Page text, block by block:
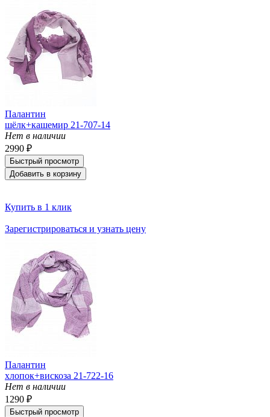
Палантин
шёлк+кашемир 21-707-14
Нет в наличии
2990 ₽
Быстрый просмотр
Добавить в корзину
Купить в 1 клик
Зарегистрироваться и узнать цену
Палантин
хлопок+вискоза 21-722-16
Нет в наличии
1290 ₽
Быстрый просмотр